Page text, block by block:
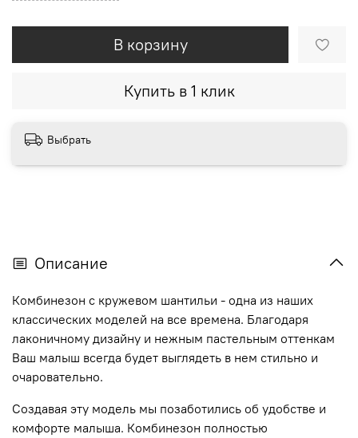
В корзину
Купить в 1 клик
Выбрать
Описание
Комбинезон с кружевом шантильи - одна из наших
классических моделей на все времена. Благодаря
лаконичному дизайну и нежным пастельным оттенкам
Ваш малыш всегда будет выглядеть в нем стильно и
очаровательно.
Создавая эту модель мы позаботились об удобстве и
комфорте малыша. Комбинезон полностью